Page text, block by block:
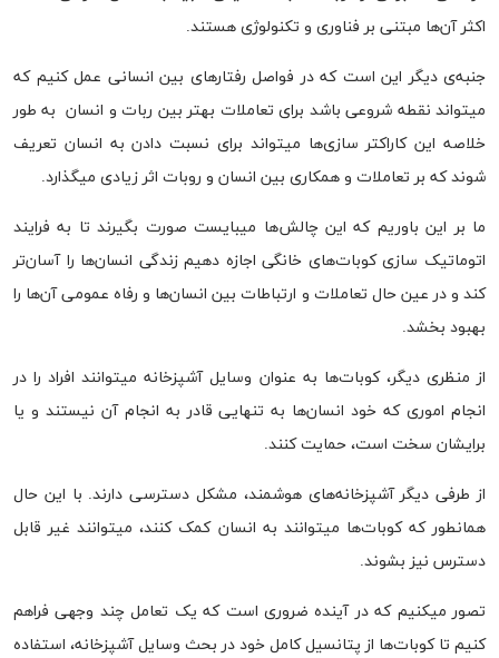
اکثر آن‌ها مبتنی بر فناوری و تکنولوژی هستند.
جنبه‌ی دیگر این است که در فواصل رفتار‌های بین انسانی عمل کنیم که
میتواند نقطه شروعی باشد برای تعاملات بهتر بین ربات و انسان به طور
خلاصه این کاراکتر سازی‌ها میتواند برای نسبت دادن به انسان تعریف
شوند که بر تعاملات و همکاری بین انسان و روبات اثر زیادی میگذارد.
ما بر این باوریم که این چالش‌ها میبایست صورت بگیرند تا به فرایند
اتوماتیک سازی کوبات‌های خانگی اجازه دهیم زندگی انسان‌ها را آسان‌تر
کند و در عین حال تعاملات و ارتباطات بین انسان‌ها و رفاه عمومی آن‌ها را
بهبود بخشد.
از منظری دیگر، کوبات‌ها به عنوان وسایل آشپزخانه میتوانند افراد را در
انجام اموری که خود انسان‌ها به تنهایی قادر به انجام آن نیستند و یا
برایشان سخت است، حمایت کنند.
از طرفی دیگر آشپزخانه‌های هوشمند، مشکل دسترسی دارند. با این حال
همانطور که کوبات‌ها میتوانند به انسان کمک کنند، میتوانند غیر قابل
دسترس نیز بشوند.
تصور میکنیم که در آینده ضروری است که یک تعامل چند وجهی فراهم
کنیم تا کوبات‌ها از پتانسیل کامل خود در بحث وسایل آشپزخانه، استفاده